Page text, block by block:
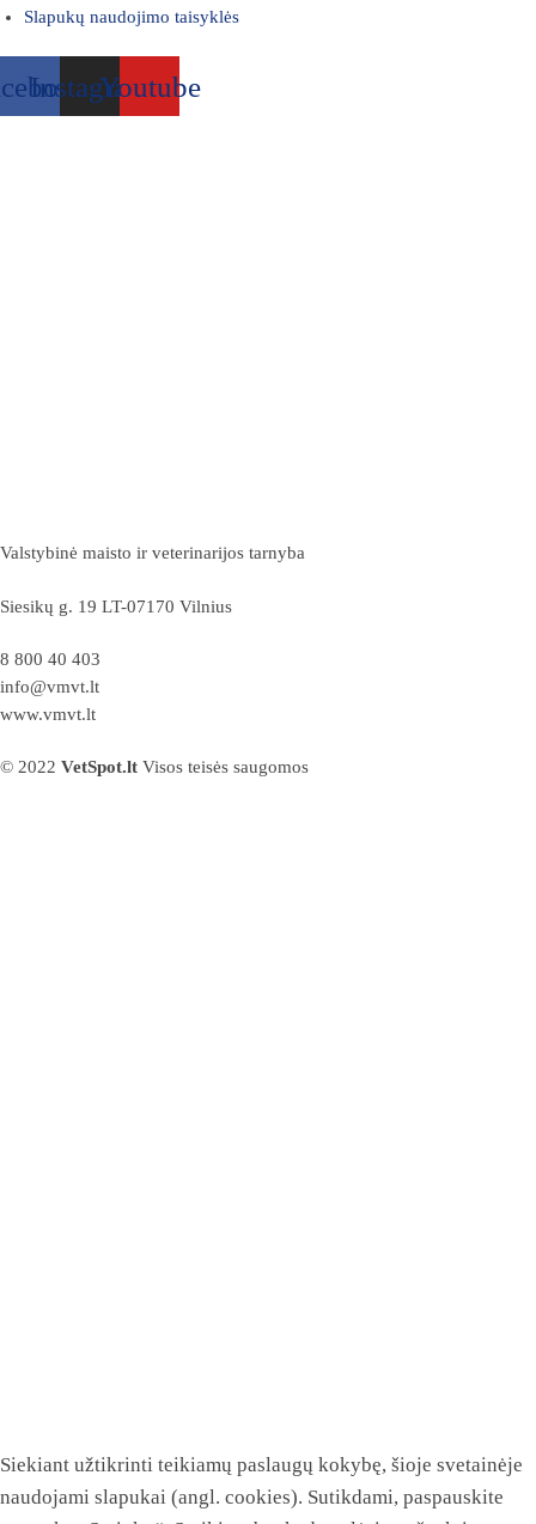
Slapukų naudojimo taisyklės
InstagramYoutube
Valstybinė maisto ir veterinarijos tarnyba
Siesikų g. 19 LT-07170 Vilnius
8 800 40 403
info@vmvt.lt
www.vmvt.lt
© 2022 VetSpot.lt Visos teisės saugomos
Siekiant užtikrinti teikiamų paslaugų kokybę, šioje svetainėje
naudojami slapukai (angl. cookies). Sutikdami, paspauskite